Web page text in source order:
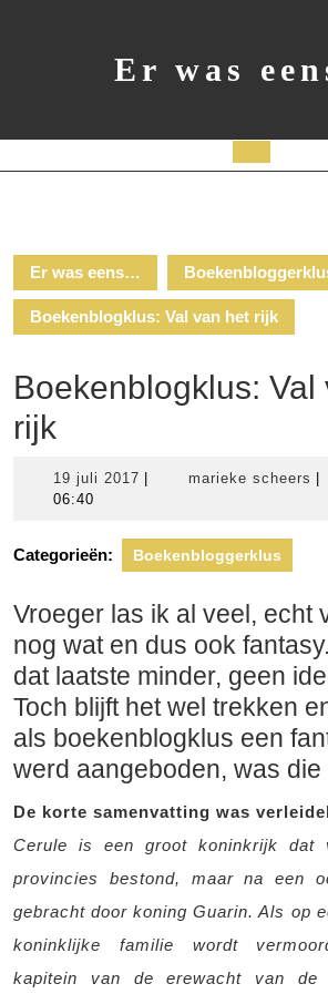
Er was
Er was eens…
Boekenblogklus: Val van het rijk
Boekenblogklus: Val
rijk
19 juli 2017 19
marieke scheers
06:40
Categorieën: Boekenbloggerklus
Vroeger las ik al veel, echt
nog wat en dus ook
dat laatste minder, geen
Toch blijft het wel trekken
als boekenblogklus een
werd aangeboden, was die
De korte samenvatting was
Cerule is een groot koninkrijk dat
provincies bestond, maar na een
gebracht door koning Guarin. Als op
koninklijke familie wordt
kapitein van de erewacht van de